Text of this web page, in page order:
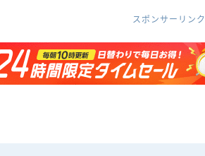
スポンサーリンク